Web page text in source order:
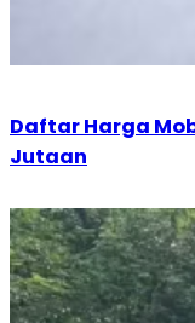
Daftar Harga
Jutaan